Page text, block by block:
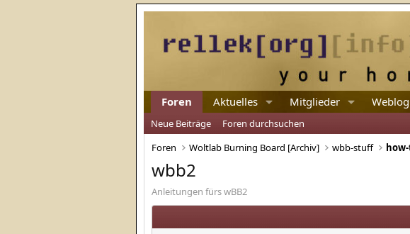
Foren Aktuelles Mitglieder Weblog
Neue Beiträge
Foren durchsuchen
Foren
Woltlab Burning Board [Archiv] wbb-stuff
wbb2
Anleitungen fürs wBB2